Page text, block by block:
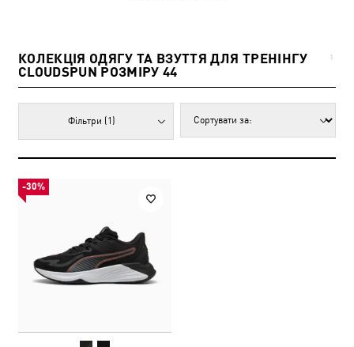
КОЛЕКЦІЯ ОДЯГУ ТА ВЗУТТЯ ДЛЯ ТРЕНІНГУ
CLOUDSPUN РОЗМІРУ 44
1
Фільтри (1)
-30%